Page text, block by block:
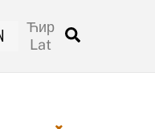
Ћир
Lat